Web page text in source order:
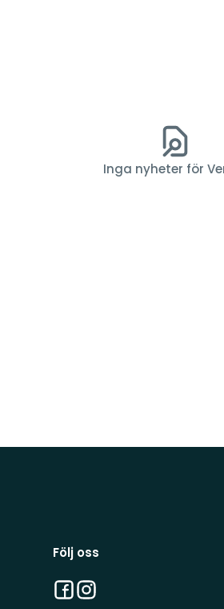
Inga nyheter för
Följ oss
Facebook
Instagram